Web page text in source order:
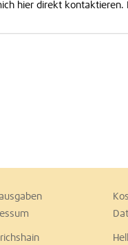
hier direkt kontaktieren.